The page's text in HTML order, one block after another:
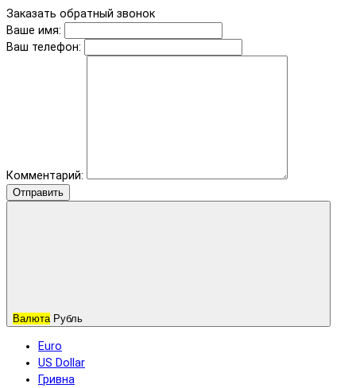
Заказать обратный звонок
Ваше имя:
Ваш телефон:
Комментарий:
Отправить
Валюта Рубль
Euro
US Dollar
Гривна